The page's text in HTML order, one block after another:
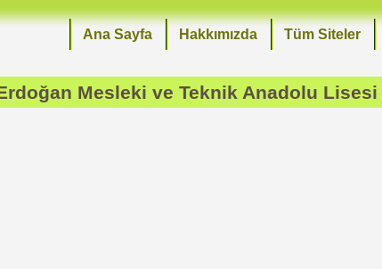
Tüm Siteler
Hakkımızda
Ana Sayfa
Mesleki ve Teknik Anadolu Lisesi